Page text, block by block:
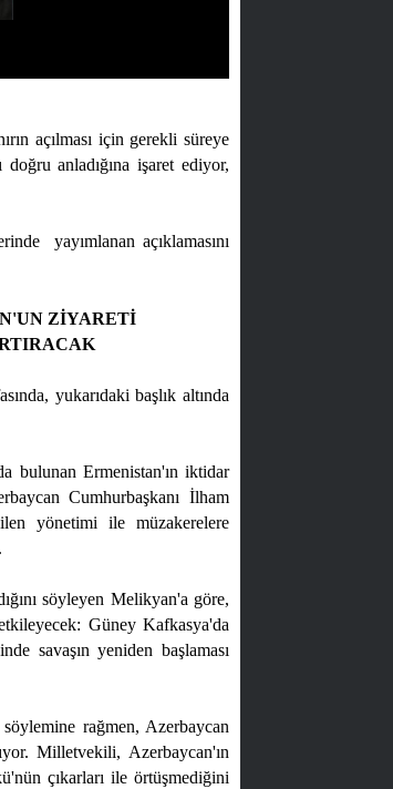
açılması için gerekli süreye
anladığına işaret ediyor,
yayımlanan açıklamasını
ZİYARETİ
yukarıdaki başlık altında
bulunan Ermenistan'ın iktidar
Cumhurbaşkanı İlham
yönetimi ile müzakerelere
söyleyen Melikyan'a göre,
Güney Kafkasya'da
savaşın yeniden başlaması
rağmen, Azerbaycan
Milletvekili, Azerbaycan'ın
çıkarları ile örtüşmediğini